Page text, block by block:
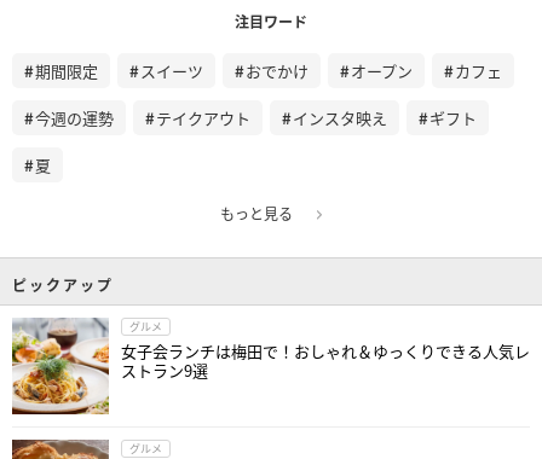
注目ワード
期間限定 スイーツ おでかけ オープン カフェ
今週の運勢 テイクアウト インスタ映え ギフト
夏
もっと見る
ピックアップ
グルメ
女子会ランチは梅田で！おしゃれ＆ゆっくりできる人気レ
ストラン9選
グルメ